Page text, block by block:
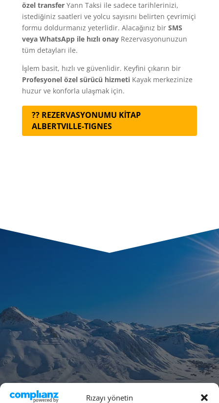
Rızayı yönetin
özel transferYann Taksi ile sadece tarihlerinizi,
istediğiniz saatleri ve yolcu sayısını belirten çevrimiçi
formu doldurmanız yeterlidir. Alacağınız bir SMS
veya WhatsApp ile hızlı onayRezervasyonunuzun
tüm detayları ile.
İşlem basit, hızlı ve güvenlidir. Keyfini çıkarın bir
Profesyonel özel sürücü hizmetiKayak merkezinize
huzur ve konforla ulaşmak için.
?? REZERVASYONUMU KİTAP
ALBERTVILLE-TIGNES